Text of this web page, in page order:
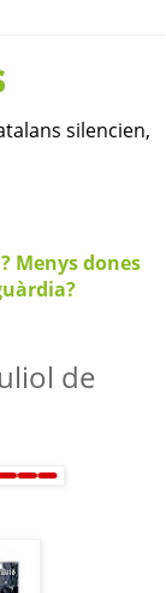
silencien,
Menys dones
de